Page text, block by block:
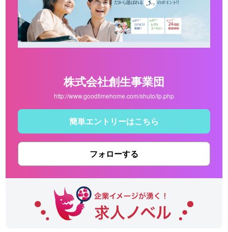
株式会社創生事業団
http://www.goodtimehome.com/shuto/lp.php
簡単エントリーはこちら
フォローする